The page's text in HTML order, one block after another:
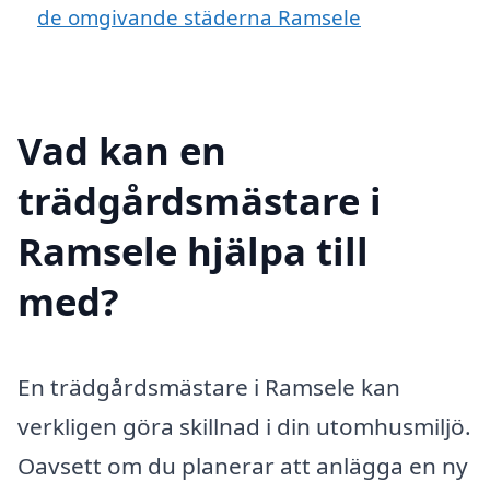
de omgivande städerna Ramsele
Vad kan en
trädgårdsmästare i
Ramsele hjälpa till
med?
En trädgårdsmästare i Ramsele kan
verkligen göra skillnad i din utomhusmiljö.
Oavsett om du planerar att anlägga en ny